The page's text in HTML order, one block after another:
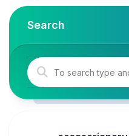
Search